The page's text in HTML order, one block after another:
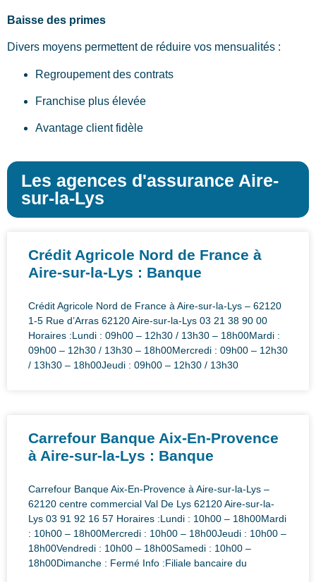
Baisse des primes
Divers moyens permettent de réduire vos mensualités :
Regroupement des contrats
Franchise plus élevée
Avantage client fidèle
Les agences d'assurance Aire-
sur-la-Lys
Crédit Agricole Nord de France à
Aire-sur-la-Lys : Banque
Crédit Agricole Nord de France à Aire-sur-la-Lys – 62120
1-5 Rue d’Arras 62120 Aire-sur-la-Lys 03 21 38 90 00
Horaires :Lundi : 09h00 – 12h30 / 13h30 – 18h00Mardi :
09h00 – 12h30 / 13h30 – 18h00Mercredi : 09h00 – 12h30
/ 13h30 – 18h00Jeudi : 09h00 – 12h30 / 13h30
Carrefour Banque Aix-En-Provence
à Aire-sur-la-Lys : Banque
Carrefour Banque Aix-En-Provence à Aire-sur-la-Lys –
62120 centre commercial Val De Lys 62120 Aire-sur-la-
Lys 03 91 92 16 57 Horaires :Lundi : 10h00 – 18h00Mardi
: 10h00 – 18h00Mercredi : 10h00 – 18h00Jeudi : 10h00 –
18h00Vendredi : 10h00 – 18h00Samedi : 10h00 –
18h00Dimanche : Fermé Info :Filiale bancaire du